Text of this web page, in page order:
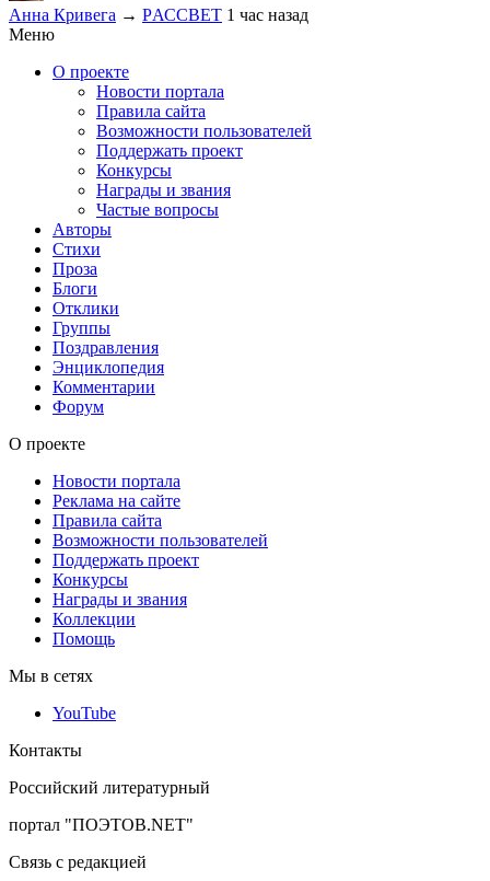
Анна Кривега → PАССВЕТ 1 час назад
Меню
О проекте
Новости портала
Правила сайта
Возможности пользователей
Поддержать проект
Конкурсы
Награды и звания
Частые вопросы
Авторы
Стихи
Проза
Блоги
Отклики
Группы
Поздравления
Энциклопедия
Комментарии
Форум
О проекте
Новости портала
Реклама на сайте
Правила сайта
Возможности пользователей
Поддержать проект
Конкурсы
Награды и звания
Коллекции
Помощь
Мы в сетях
YouTube
Контакты
Российский литературный
портал "ПОЭТОВ.NET"
Связь с редакцией